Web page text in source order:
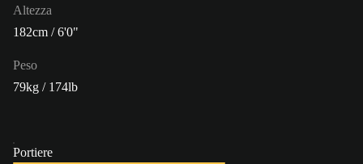
Altezza
182cm / 6'0"
Peso
79kg / 174lb
Portiere